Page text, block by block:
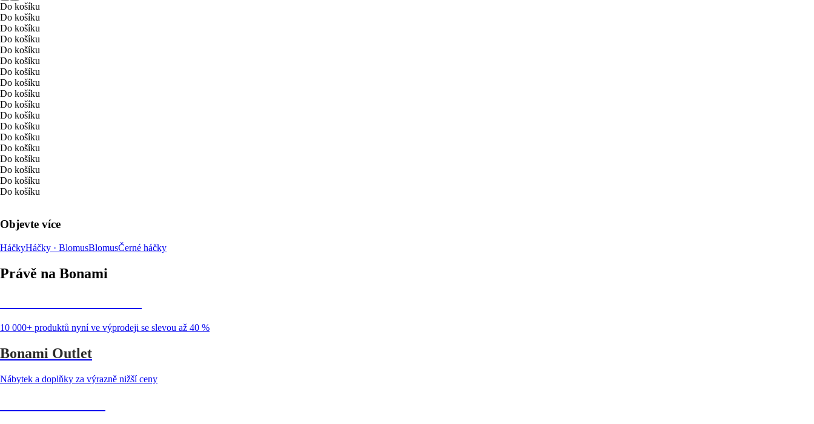
Do košíku
Do košíku
Do košíku
Do košíku
Do košíku
Do košíku
Do košíku
Do košíku
Do košíku
Do košíku
Do košíku
Do košíku
Do košíku
Do košíku
Do košíku
Do košíku
Do košíku
Do košíku
Objevte více
HáčkyHáčky · BlomusBlomusČerné háčky
Právě na Bonami
10 000+ produktů nyní ve výprodeji se slevou až 40 %
Bonami Outlet
Nábytek a doplňky za výrazně nižší ceny